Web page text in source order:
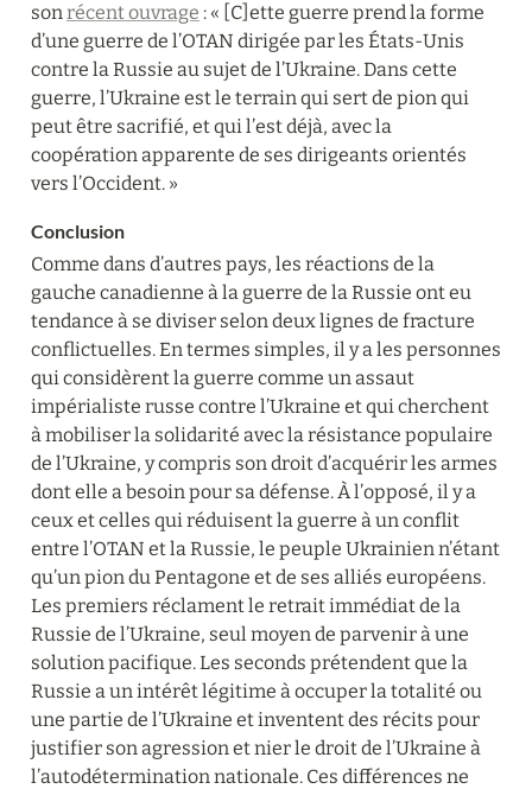
son récent ouvrage : « [C]ette guerre prend la forme
d’une guerre de l’OTAN dirigée par les États-Unis
contre la Russie au sujet de l’Ukraine. Dans cette
guerre, l’Ukraine est le terrain qui sert de pion qui
peut être sacrifié, et qui l’est déjà, avec la
coopération apparente de ses dirigeants orientés
vers l’Occident. »
Conclusion
Comme dans d’autres pays, les réactions de la
gauche canadienne à la guerre de la Russie ont eu
tendance à se diviser selon deux lignes de fracture
conflictuelles. En termes simples, il y a les personnes
qui considèrent la guerre comme un assaut
impérialiste russe contre l’Ukraine et qui cherchent
à mobiliser la solidarité avec la résistance populaire
de l’Ukraine, y compris son droit d’acquérir les armes
dont elle a besoin pour sa défense. À l’opposé, il y a
ceux et celles qui réduisent la guerre à un conflit
entre l’OTAN et la Russie, le peuple Ukrainien n’étant
qu’un pion du Pentagone et de ses alliés européens.
Les premiers réclament le retrait immédiat de la
Russie de l’Ukraine, seul moyen de parvenir à une
solution pacifique. Les seconds prétendent que la
Russie a un intérêt légitime à occuper la totalité ou
une partie de l’Ukraine et inventent des récits pour
justifier son agression et nier le droit de l’Ukraine à
l’autodétermination nationale. Ces différences ne